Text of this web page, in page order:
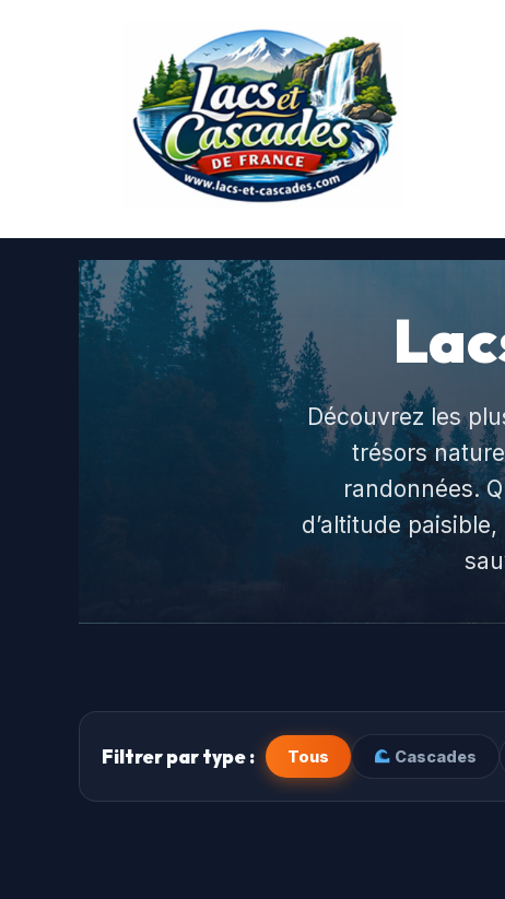
Découvrez les
trésors
randonnées.
d’altitude
Filtrer par type : Tous Cascades